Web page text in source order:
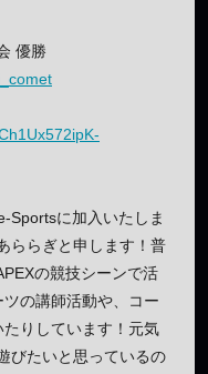
優勝
Sportsに加入いたしま
ららぎと申します！普
の競技シーンで活
の講師活動や、コー
りしています！元気
びたいと思っているの